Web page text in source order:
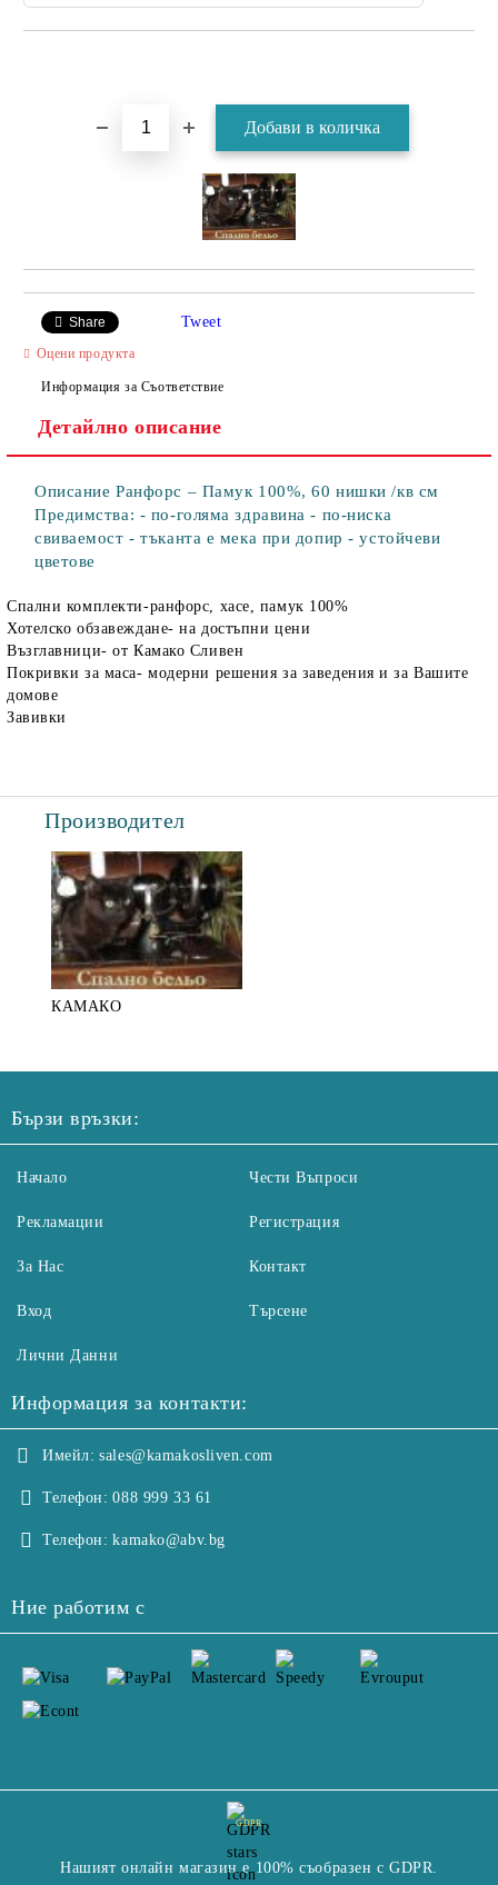
Share Tweet
Оцени продукта
Информация за Съответствие
Детайлно описание
Описание Ранфорс – Памук 100%, 60 нишки /кв см
Предимства: - по-голяма здравина - по-ниска
свиваемост - тъканта е мека при допир - устойчеви
цветове
Спални комплекти-ранфорс, хасе, памук 100%
Хотелско обзавеждане- на достъпни цени
Възглавници- от Камако Сливен
Покривки за маса- модерни решения за заведения и за Вашите
домове
Завивки
Производител
КАМАКО
Бързи връзки:
Начало
Рекламации
За Нас
Вход
Чести Въпроси
Регистрация
Контакт
Търсене
Лични Данни
Информация за контакти:
Имейл: sales@kamakosliven.com
Телефон: 088 999 33 61
Телефон: kamako@abv.bg
Ние работим с
GDPR
Нашият онлайн магазин е 100% съобразен с GDPR.